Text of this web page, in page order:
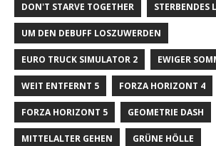
DON'T STARVE TOGETHER STERBENDES
UM DEN DEBUFF LOSZUWERDEN
EURO TRUCK SIMULATOR 2 EWIGER
WEIT ENTFERNT 5 FORZA HORIZONT 4
FORZA HORIZONT 5 GEOMETRIE DASH
MITTELALTER GEHEN GRÜNE HÖLLE